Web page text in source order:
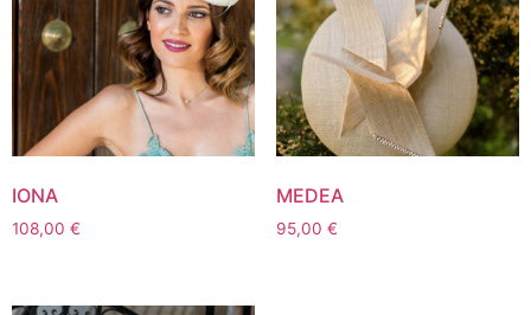
IONA
108,00 €
MEDEA
95,00 €